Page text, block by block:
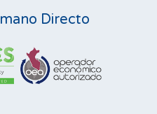
Directo